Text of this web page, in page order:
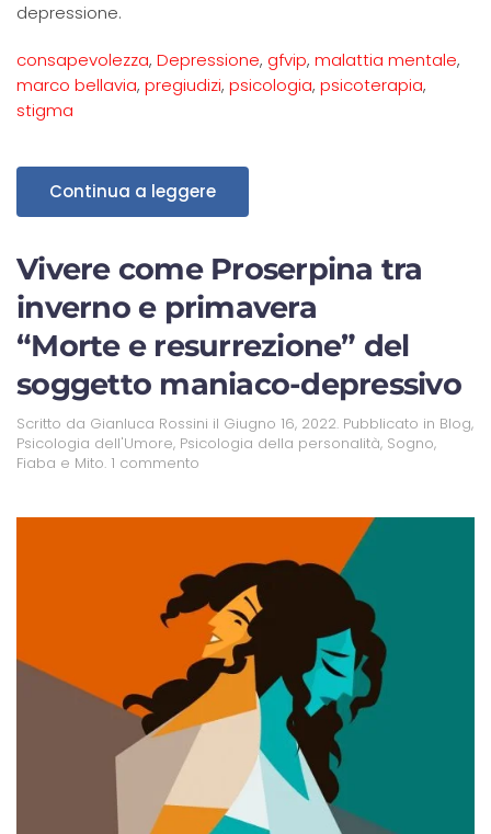
depressione.
consapevolezza, Depressione, gfvip, malattia mentale,
marco bellavia, pregiudizi, psicologia, psicoterapia,
stigma
Continua a leggere
Vivere come Proserpina tra
inverno e primavera
“Morte e resurrezione” del
soggetto maniaco-depressivo
Scritto da Gianluca Rossini il Giugno 16, 2022. Pubblicato in Blog,
Psicologia dell'Umore, Psicologia della personalità, Sogno,
Fiaba e Mito. 1 commento